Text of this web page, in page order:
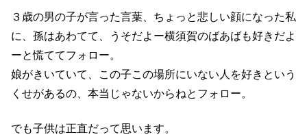
３歳の男の子が言った言葉、ちょっと悲しい顔になった私
に、孫はあわてて、うそだよー横須賀のばあばも好きだよ
ーと慌ててフォロー。
娘がきいていて、この子この場所にいない人を好きという
くせがあるの、本当じゃないからねとフォロー。
でも子供は正直だって思います。